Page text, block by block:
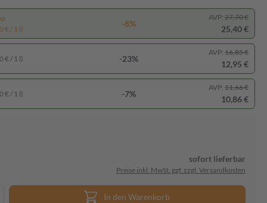
€ / 1 l)
-8%
AVP: 27,70 €
25,40 €
€ / 1 l) -23%
AVP: 16,85 €
12,95 €
€ / 1 l) -7%
AVP: 11,66 €
10,86 €
sofort lieferbar
Preise inkl. MwSt. ggf. zzgl. Versandkosten
In den Warenkorb